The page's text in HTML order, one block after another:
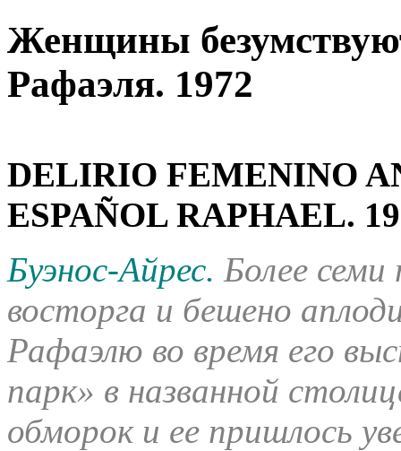
Женщины
Рафаэля. 1972
DELIRIO FEMENINO
ESPAÑOL RAPHAEL.
Буэнос-Айрес. Более
восторга и бешено
Рафаэлю во время его
парк» в названной
обморок и ее пришлось